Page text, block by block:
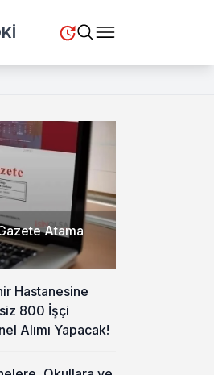
Atama
Hastanesine
800 İşçi
Alımı Yapacak!